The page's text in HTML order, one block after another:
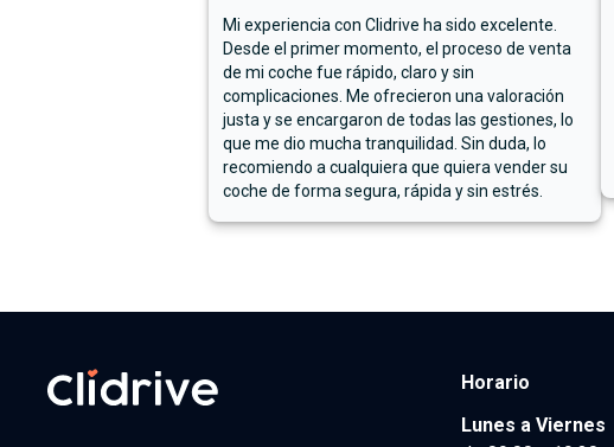
Mi experiencia con Clidrive ha sido excelente.
Desde el primer momento, el proceso de venta
de mi coche fue rápido, claro y sin
complicaciones. Me ofrecieron una valoración
justa y se encargaron de todas las gestiones, lo
que me dio mucha tranquilidad. Sin duda, lo
recomiendo a cualquiera que quiera vender su
coche de forma segura, rápida y sin estrés.
Horario
Lunes a Viernes